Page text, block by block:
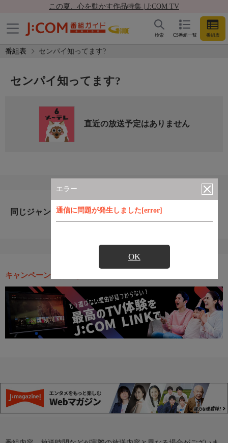
この夏、心を動かす作品特集 | J:COM TV
CS番組一覧 番組表
検索
番組表 センパイ知ってます?
エラー
通信に問題が発生しました[error]
OK
センパイ知ってます?
直近の放送予定はありません
同じジャンルのおすすめ番組
キャンペーン・お得な情報